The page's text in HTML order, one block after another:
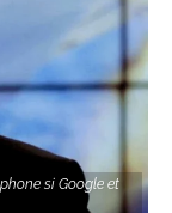
si Google et